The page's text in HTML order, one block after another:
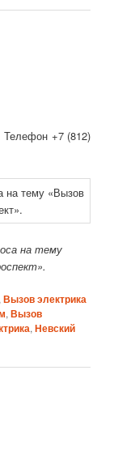
Телефон +7 (812)
на тему
,Вызов электрика
,Вызов
,Невский